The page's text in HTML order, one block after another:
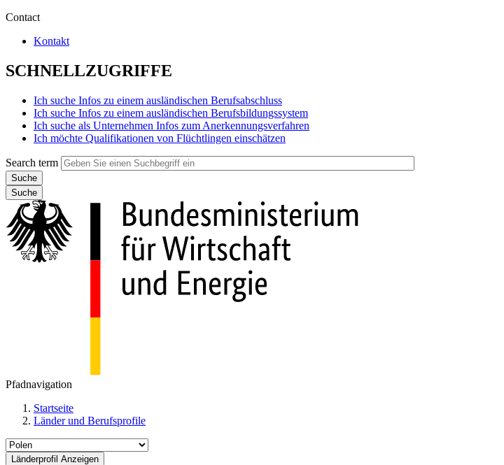
Contact
Kontakt
SCHNELLZUGRIFFE
Ich suche Infos zu einem ausländischen Berufsabschluss
Ich suche Infos zu einem ausländischen Berufsbildungssystem
Ich suche als Unternehmen Infos zum Anerkennungsverfahren
Ich möchte Qualifikationen von Flüchtlingen einschätzen
Search term
Suche
Pfadnavigation
Startseite
Länder und Berufsprofile